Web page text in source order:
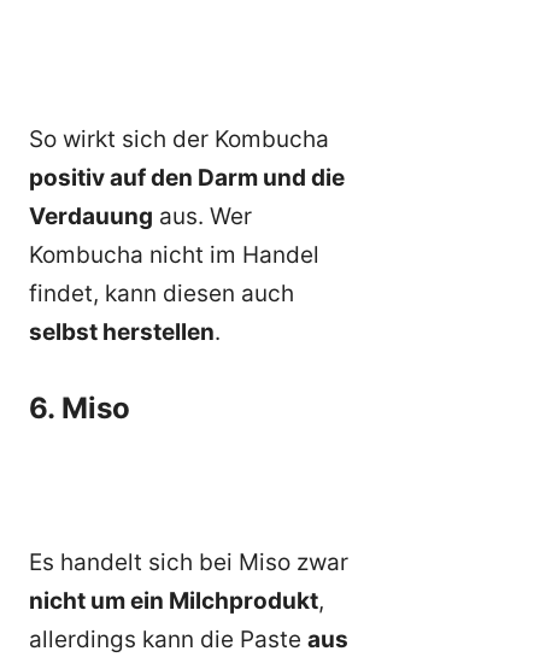
So wirkt sich der Kombucha
positiv auf den Darm und die
Verdauung aus. Wer
Kombucha nicht im Handel
findet, kann diesen auch
selbst herstellen.
6. Miso
Es handelt sich bei Miso zwar
nicht um ein Milchprodukt,
allerdings kann die Paste aus